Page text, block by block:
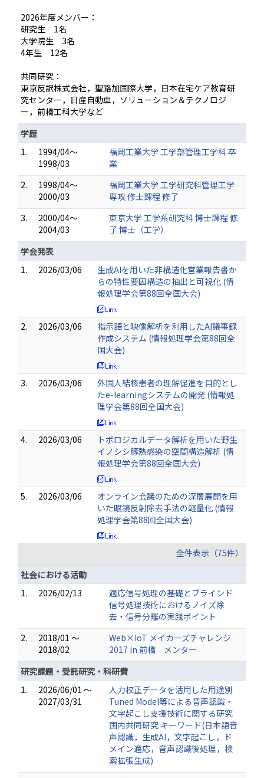
2026年度メンバー：
研究生 1名
大学院生 3名
4年生 12名
共同研究：
東京反訳株式会社，聖路加国際大学，日本在宅ケア教育研
究センター，日産自動車，ソリューション＆テクノロジ
ー，前橋工科大学など
学歴
1.
1994/04～
1998/03
福岡工業大学 工学部管理工学科 卒
業
2.
1998/04～
2000/03
福岡工業大学 工学研究科管理工学
専攻 修士課程 修了
3.
2000/04～
2004/03
東京大学 工学系研究科 博士課程 修
了 博士（工学）
学会発表
1.
2026/03/06
生成AIを用いた非構造化営業報告書か
らの特性要因構造の抽出と可視化 (情
報処理学会第88回全国大会)
2. 2026/03/06
指示語と映像解析を利用したAI議事録
作成システム (情報処理学会第88回全
国大会)
3. 2026/03/06
外国人結核患者の理解促進を目的とし
たe-learningシステムの開発 (情報処
理学会第88回全国大会)
4. 2026/03/06
トポロジカルデータ解析を用いた野生
イノシシ豚熱感染の空間構造解析 (情
報処理学会第88回全国大会)
5. 2026/03/06
オンライン会議のための深層展開を用
いた眼鏡反射除去手法の軽量化 (情報
処理学会第88回全国大会)
全件表示（75件）
社会における活動
1.
2026/02/13
適応信号処理の基礎とブラインド
信号処理技術におけるノイズ除
去・信号分離の実践ポイント
2.
2018/01 ～
2018/02
Web×IoT メイカーズチャレンジ
2017 in 前橋 メンター
研究課題・受託研究・科研費
1.
2026/06/01 ～
2027/03/31
人力校正データを活用した用途別
Tuned Model等による音声認識・
文字起こし支援技術に関する研究
国内共同研究 キーワード(日本語音
声認識，生成AI，文字起こし，ド
メイン適応，音声認識後処理，検
索拡張生成)